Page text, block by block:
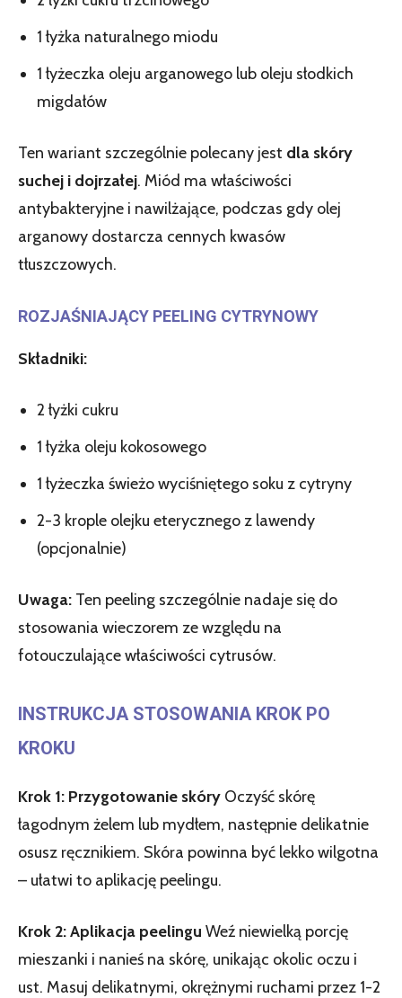
1 łyżka naturalnego miodu
1 łyżeczka oleju arganowego lub oleju słodkich
migdałów
Ten wariant szczególnie polecany jest dla skóry
suchej i dojrzałej. Miód ma właściwości
antybakteryjne i nawilżające, podczas gdy olej
arganowy dostarcza cennych kwasów
tłuszczowych.
ROZJAŚNIAJĄCY PEELING CYTRYNOWY
Składniki:
2 łyżki cukru
1 łyżka oleju kokosowego
1 łyżeczka świeżo wyciśniętego soku z cytryny
2-3 krople olejku eterycznego z lawendy
(opcjonalnie)
Uwaga: Ten peeling szczególnie nadaje się do
stosowania wieczorem ze względu na
fotouczulające właściwości cytrusów.
INSTRUKCJA STOSOWANIA KROK PO
KROKU
Krok 1: Przygotowanie skóry Oczyść skórę
łagodnym żelem lub myd­łem, następnie delikatnie
osusz ręcznikiem. Skóra powinna być lekko wilgotna
– ułatwi to aplikację peelingu.
Krok 2: Aplikacja peelingu Weź niewielką porcję
mieszanki i nanieś na skórę, unikając okolic oczu i
ust. Masuj delikatnymi, okrężnymi ruchami przez 1-2